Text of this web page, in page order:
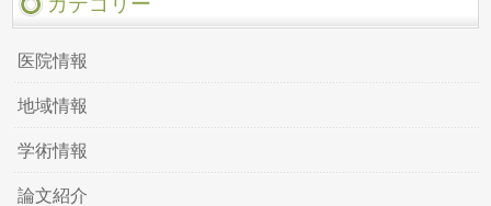
医院情報
地域情報
学術情報
論文紹介